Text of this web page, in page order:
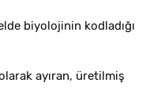
biyolojinin kodladığı
ayıran, üretilmiş